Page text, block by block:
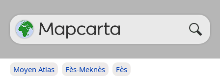
Moyen Atlas Fès-Meknès Fès